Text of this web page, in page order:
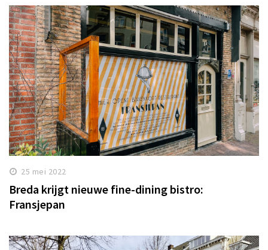
25 mei 2022
Breda krijgt nieuwe fine-dining bistro:
Fransjepan